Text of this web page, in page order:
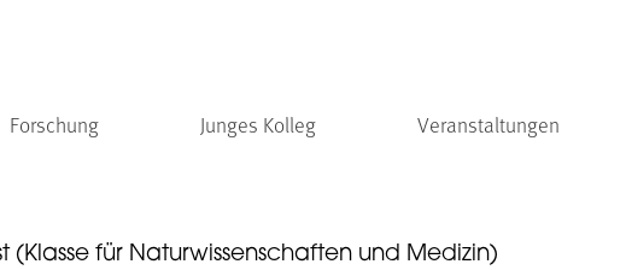
Forschung Junges Kolleg Veranstaltungen
(Klasse für Naturwissenschaften und Medizin)